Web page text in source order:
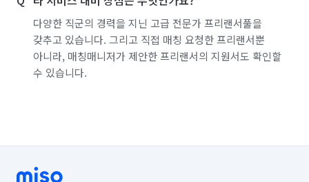
다양한 직군의 경력을 지닌 고급 전문가 프리랜서풀을
갖추고 있습니다. 그리고 직접 매칭 요청한 프리랜서뿐
아니라, 매칭매니저가 제안한 프리랜서의 지원서도 확인할
수 있습니다.